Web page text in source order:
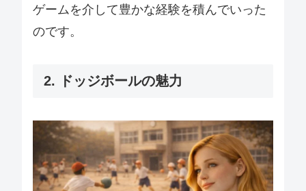
ゲームを介して豊かな経験を積んでいった
のです。
2. ドッジボールの魅力